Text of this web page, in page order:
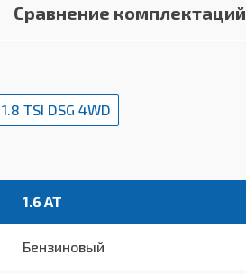
Сравнение комплектаций
1.8 TSI DSG 4WD
1.6 AT
Бензиновый